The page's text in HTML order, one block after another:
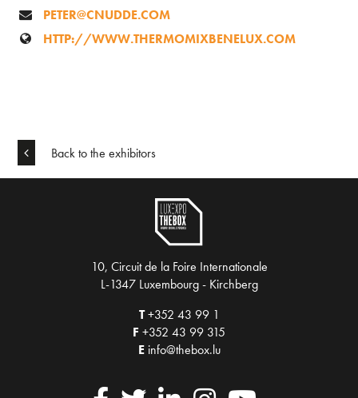
PETER@CNUDDE.COM
HTTP://WWW.THERMOMIXBENELUX.COM
Back to the exhibitors
10, Circuit de la Foire Internationale
L-1347 Luxembourg - Kirchberg
T +352 43 99 1
F +352 43 99 315
E info@thebox.lu